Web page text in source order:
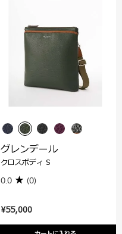
¥55,000
グレンデール
クロスボディ S
0.0 (0)